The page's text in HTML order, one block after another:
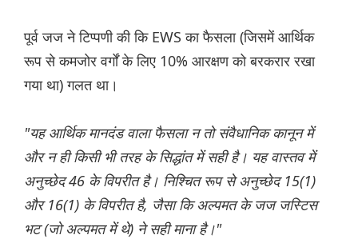
पूर्व जज ने टिप्पणी की कि EWS का फैसला (जिसमें आर्थिक
रूप से कमजोर वर्गों के लिए 10% आरक्षण को बरकरार रखा
गया था) गलत था।
"यह आर्थिक मानदंड वाला फैसला न तो संवैधानिक कानून में
और न ही किसी भी तरह के सिद्धांत में सही है। यह वास्तव में
अनुच्छेद 46 के विपरीत है। निश्चित रूप से अनुच्छेद 15(1)
और 16(1) के विपरीत है, जैसा कि अल्पमत के जज जस्टिस
भट (जो अल्पमत में थे) ने सही माना है।"